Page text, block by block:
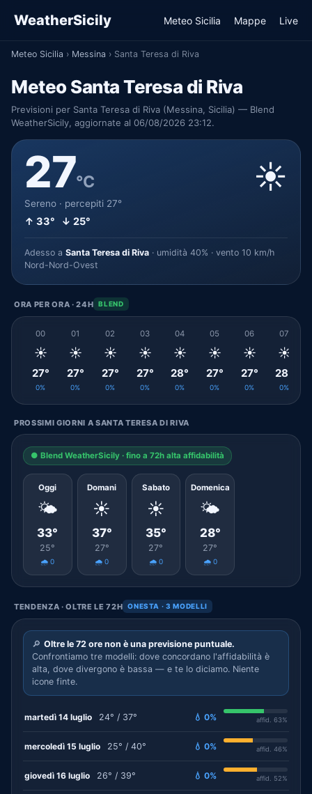
WeatherSicily Meteo Sicilia Mappe Live
Meteo Sicilia › Messina › Santa Teresa di Riva
Meteo Santa Teresa di Riva
Previsioni per Santa Teresa di Riva (Messina, Sicilia) — Blend
WeatherSicily, aggiornate al 06/08/2026 23:12.
27°C
Sereno · percepiti 27°
↑ 33° ↓ 25°
☀️
Adesso a Santa Teresa di Riva · umidità 40% · vento 10 km/h
Nord-Nord-Ovest
ORA PER ORA · 24H BLEND
00
☀️
27°
0%
01
☀️
27°
0%
02
☀️
27°
0%
03
☀️
27°
0%
04
☀️
28°
0%
05
☀️
27°
0%
06
☀️
27°
0%
07
☀️
28°
0%
PROSSIMI GIORNI A SANTA TERESA DI RIVA
● Blend WeatherSicily · fino a 72h alta affidabilità
Oggi
🌤️
33°
25°
🌧️ 0
Domani
☀️
37°
27°
🌧️ 0
Sabato
☀️
35°
27°
🌧️ 0
Domenica
🌤️
28°
27°
🌧️ 0
TENDENZA · OLTRE LE 72H ONESTA · 3 MODELLI
🔎 Oltre le 72 ore non è una previsione puntuale.
Confrontiamo tre modelli: dove concordano l'affidabilità è
alta, dove divergono è bassa — e te lo diciamo. Niente
icone finte.
martedì 14 luglio 24° / 37° 💧 0% affid. 63%
mercoledì 15 luglio 25° / 40° 💧 0% affid. 46%
giovedì 16 luglio 26° / 39° 💧 0% affid. 52%